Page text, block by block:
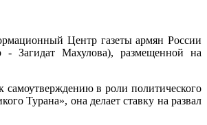
Центр газеты армян России
- Загидат Махулова), размещенной на
самоутверждению в роли политического
Турана», она делает ставку на развал